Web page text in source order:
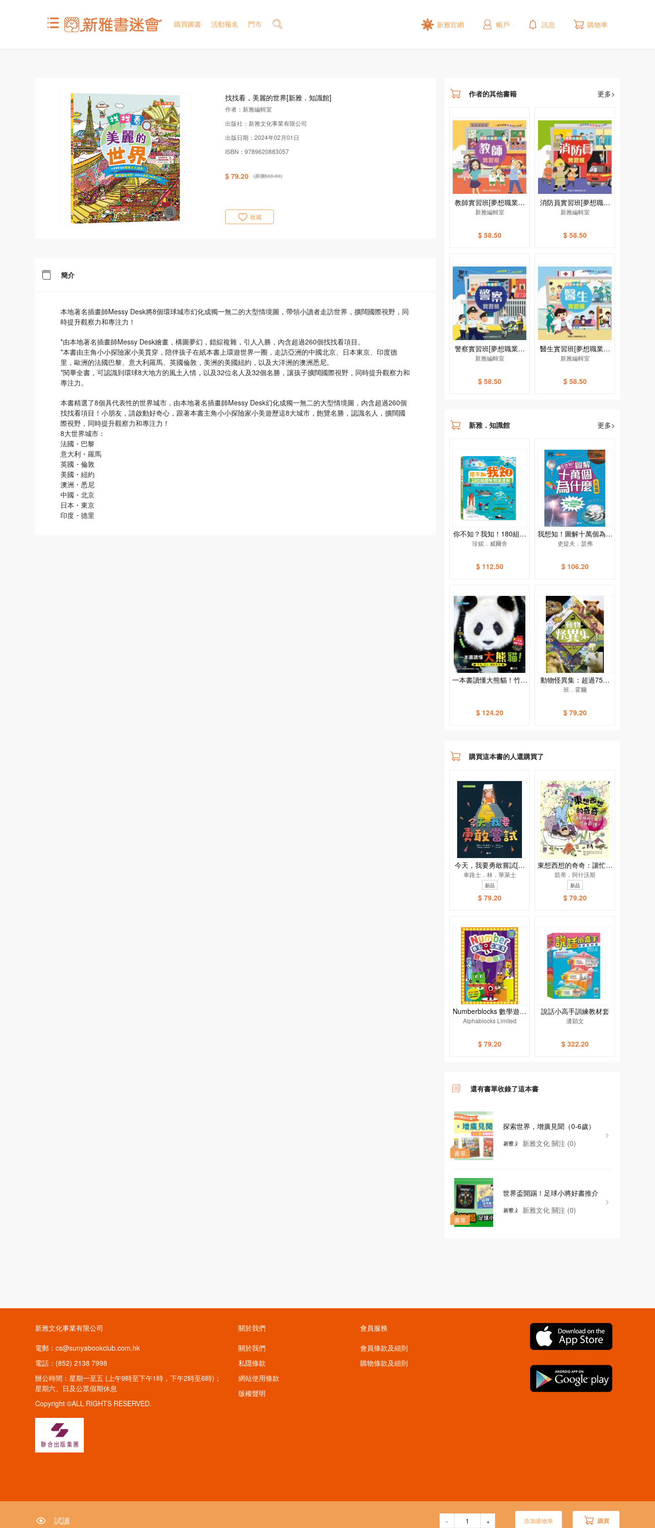
找找看，美麗的世界[新雅．知識館]
作者：新雅編輯室
出版社：新雅文化事業有限公司
出版日期：2024年02月01日
ISBN：9789620883057
$ 79.20 (原價$88.00)
收藏
簡介
本地著名插畫師Messy Desk將8個環球城市幻化成獨一無二的大型情境圖，帶領小讀者走訪世界，擴闊國際視野，同
時提升觀察力和專注力！
*由本地著名插畫師Messy Desk繪畫，構圖夢幻，錯綜複雜，引人入勝，內含超過260個找找看項目。
*本書由主角小小探險家小美貫穿，陪伴孩子在紙本書上環遊世界一圈，走訪亞洲的中國北京、日本東京、印度德
里，歐洲的法國巴黎、意大利羅馬、英國倫敦，美洲的美國紐約，以及大洋洲的澳洲悉尼。
*閱畢全書，可認識到環球8大地方的風土人情，以及32位名人及32個名勝，讓孩子擴闊國際視野，同時提升觀察力和
專注力。
本書精選了8個具代表性的世界城市，由本地著名插畫師Messy Desk幻化成獨一無二的大型情境圖，內含超過260個
找找看項目！小朋友，請啟動好奇心，跟著本書主角小小探險家小美遊歷這8大城市，飽覽名勝，認識名人，擴闊國
際視野，同時提升觀察力和專注力！
8大世界城市：
法國・巴黎
意大利・羅馬
英國・倫敦
美國・紐約
澳洲・悉尼
中國・北京
日本・東京
印度・德里
試讀 - + 添加購物車 購買
作者的其他書籍 更多>
教師實習班[夢想職業系
列]
新雅編輯室
$ 58.50
消防員實習班[夢想職業
系列]
新雅編輯室
$ 58.50
警察實習班[夢想職業系
列]
新雅編輯室
$ 58.50
醫生實習班[夢想職業系
列]
新雅編輯室
$ 58.50
新雅．知識館 更多>
你不知？我知！180組趣
味知識速解［新雅．知識
珍妮．威爾舍
$ 112.50
我想知！圖解十萬個為什
麼（天氣篇）[新雅‧知識
吏提夫．瑟弗
$ 106.20
一本書讀懂大熊貓！竹林
館］
$ 124.20
動物怪異集：超過75種
打破常規的怪異動物[新
班．霍爾
$ 79.20
購買這本書的人還購買了
今天，我要勇敢嘗試[新
雅．繪本館]
車路士．林．華萊士
新品
$ 79.20
東想西想的奇奇：讓忙碌
的小腦袋學會表達！[新
雅．繪本館]
凱蒂．阿什沃斯
新品
$ 79.20
Numberblocks 數學遊戲
書
Alphablocks Limited
$ 79.20
說話小高手訓練教材套
潘穎文
$ 322.20
還有書單收錄了這本書
書單
探索世界，增廣見聞（0-6歲）
新雅文化 關注 (0)
書單
世界盃開踢！足球小將好書推介
新雅文化 關注 (0)
購買圖書 活動報名 門市 新雅官網 帳戶 訊息 購物車
新雅文化事業有限公司
電郵：cs@sunyabookclub.com.hk
電話：(852) 2138 7998
辦公時間：星期一至五 (上午9時至下午1時，下午2時至6時)；
星期六、日及公眾假期休息
Copyright ©ALL RIGHTS RESERVED.
關於我們
關於我們
私隱條款
網站使用條款
版權聲明
會員服務
會員條款及細則
購物條款及細則